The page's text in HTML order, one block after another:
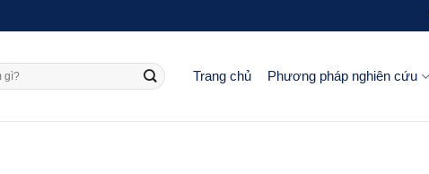
Trang chủ Phương pháp nghiên cứu